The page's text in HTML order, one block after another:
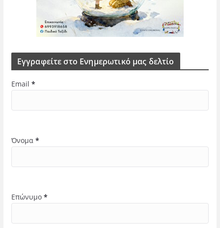
Εγγραφείτε στο Ενημερωτικό μας δελτίο
Email *
Όνομα *
Επώνυμο *